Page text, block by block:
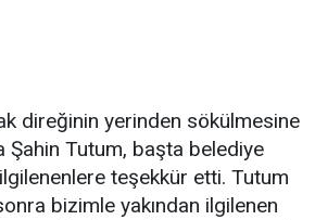
direğinin yerinden sökülmesine
Tutum, başta belediye
teşekkür etti. Tutum
bizimle yakından ilgilenen